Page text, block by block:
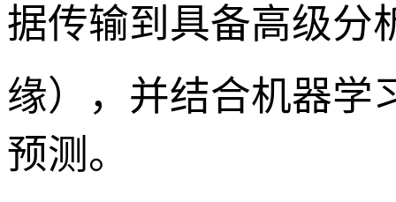
据传输到具备高级
缘），并结合机器学
预测。